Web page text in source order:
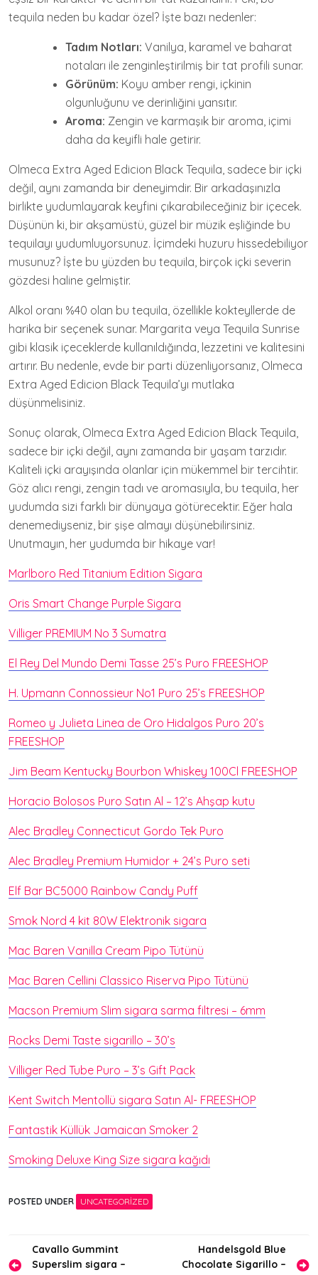
tequila neden bu kadar özel? İşte bazı nedenler:
Tadım Notları: Vanilya, karamel ve baharat
notaları ile zenginleştirilmiş bir tat profili sunar.
Görünüm: Koyu amber rengi, içkinin
olgunluğunu ve derinliğini yansıtır.
Aroma: Zengin ve karmaşık bir aroma, içimi
daha da keyifli hale getirir.
Olmeca Extra Aged Edicion Black Tequila, sadece bir içki
değil, aynı zamanda bir deneyimdir. Bir arkadaşınızla
birlikte yudumlayarak keyfini çıkarabileceğiniz bir içecek.
Düşünün ki, bir akşamüstü, güzel bir müzik eşliğinde bu
tequilayı yudumluyorsunuz. İçimdeki huzuru hissedebiliyor
musunuz? İşte bu yüzden bu tequila, birçok içki severin
gözdesi haline gelmiştir.
Alkol oranı %40 olan bu tequila, özellikle kokteyllerde de
harika bir seçenek sunar. Margarita veya Tequila Sunrise
gibi klasik içeceklerde kullanıldığında, lezzetini ve kalitesini
artırır. Bu nedenle, evde bir parti düzenliyorsanız, Olmeca
Extra Aged Edicion Black Tequila’yı mutlaka
düşünmelisiniz.
Sonuç olarak, Olmeca Extra Aged Edicion Black Tequila,
sadece bir içki değil, aynı zamanda bir yaşam tarzıdır.
Kaliteli içki arayışında olanlar için mükemmel bir tercihtir.
Göz alıcı rengi, zengin tadı ve aromasıyla, bu tequila, her
yudumda sizi farklı bir dünyaya götürecektir. Eğer hala
denemediyseniz, bir şişe almayı düşünebilirsiniz.
Unutmayın, her yudumda bir hikaye var!
Marlboro Red Titanium Edition Sigara
Oris Smart Change Purple Sigara
Villiger PREMIUM No 3 Sumatra
El Rey Del Mundo Demi Tasse 25’s Puro FREESHOP
H. Upmann Connossieur No1 Puro 25’s FREESHOP
Romeo y Julieta Linea de Oro Hidalgos Puro 20’s
FREESHOP
Jim Beam Kentucky Bourbon Whiskey 100Cl FREESHOP
Horacio Bolosos Puro Satın Al – 12’s Ahşap kutu
Alec Bradley Connecticut Gordo Tek Puro
Alec Bradley Premium Humidor + 24’s Puro seti
Elf Bar BC5000 Rainbow Candy Puff
Smok Nord 4 kit 80W Elektronik sigara
Mac Baren Vanilla Cream Pipo Tütünü
Mac Baren Cellini Classico Riserva Pipo Tütünü
Macson Premium Slim sigara sarma filtresi – 6mm
Rocks Demi Taste sigarillo – 30’s
Villiger Red Tube Puro – 3’s Gift Pack
Kent Switch Mentollü sigara Satın Al- FREESHOP
Fantastik Küllük Jamaican Smoker 2
Smoking Deluxe King Size sigara kağıdı
POSTED UNDER UNCATEGORIZED
YazıCavallo Gummint
Superslim sigara –
Handelsgold Blue
Chocolate Sigarillo –